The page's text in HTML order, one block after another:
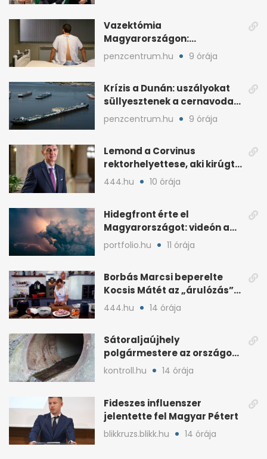
Vazektómia
Magyarországon:
magánban is akár egy év a
várólista
penzcentrum.hu 9 órája
Krízis a Dunán: uszályokat
süllyesztenek a cernavodai
atomerőműért
penzcentrum.hu 9 órája
Lemond a Corvinus
rektorhelyettese, aki kirúgta
Ádám Zoltánt
444.hu 10 órája
Hidegfront érte el
Magyarországot: videón a
látványos időjárásváltás
portfolio.hu 11 órája
Borbás Marcsi beperelte
Kocsis Mátét az „árulózás”
miatt
444.hu 14 órája
Sátoraljaújhely
polgármestere az országos
hír miatt támadt
kontroll.hu 14 órája
Fideszes influenszer
jelentette fel Magyar Pétert
blikkruzs.blikk.hu 14 órája